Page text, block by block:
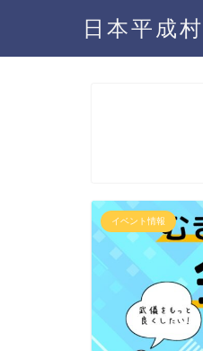
日本平成村
イベント情報